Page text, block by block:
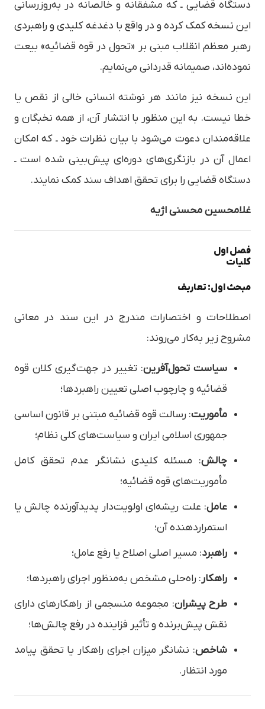
دستگاه قضایی ـ که مشفقانه و خالصانه در به‌روزرسانی
این نسخه کمک کرده و در واقع با دغدغه کلیدی و راهبردی
رهبر معظم انقلاب مبنی بر «تحول در قوه قضائیه» بیعت
نموده‌اند، صمیمانه قدردانی می‌نمایم.
این نسخه نیز مانند هر نوشته انسانی خالی از نقص یا
خطا نیست. به این منظور با انتشار آن، از همه نخبگان و
علاقه‌مندان دعوت می‌شود با بیان نظرات خود ـ که امکان
اعمال آن در بازنگری‌های دوره‌ای پیش‌بینی شده است ـ
دستگاه قضایی را برای تحقق اهداف سند کمک نمایند.
غلامحسین محسنی اژیه
فصل اول
کلیات
مبحث اول: تعاریف
اصطلاحات و اختصارات مندرج در این سند در معانی
مشروح زیر به‌کار می‌روند:
سیاست تحول‌آفرین: تغییر در جهت‌گیری کلان قوه
قضائیه و چارچوب اصلی تعیین راهبردها؛
مأموریت: رسالت قوه‌ قضائیه مبتنی بر قانون اساسی
جمهوری اسلامی ایران و سیاست‌های کلی نظام؛
چالش: مسئله کلیدی نشانگر عدم تحقق کامل
مأموریت‌های قوه قضائیه؛
عامل: علت ریشه‌ای اولویت‌دار پدیدآورنده چالش یا
استمراردهنده آن؛
راهبرد: مسیر اصلی اصلاح یا رفع عامل؛
راهکار : راه‌حلی مشخص به‌منظور اجرای راهبردها؛
طرح پیشران: مجموعه منسجمی از راهکارهای دارای
نقش پیش‌برنده و تأثیر فزاینده در رفع چالش‌ها؛
شاخص: نشانگر میزان اجرای راهکار یا تحقق پیامد
مورد انتظار.